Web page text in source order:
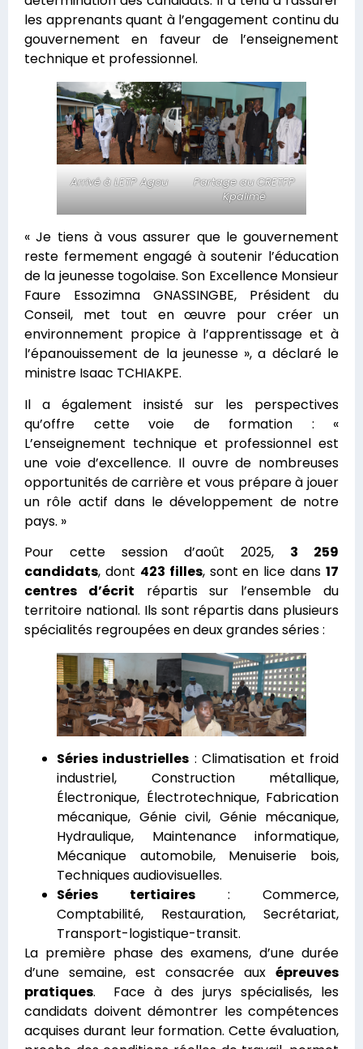
les apprenants quant à l’engagement continu du
gouvernement en faveur de l’enseignement
technique et professionnel.
Arrivé à LETP Agou
Partage au CRETFP
Kpalimé
« Je tiens à vous assurer que le gouvernement
reste fermement engagé à soutenir l’éducation
de la jeunesse togolaise. Son Excellence Monsieur
Faure Essozimna GNASSINGBE, Président du
Conseil, met tout en œuvre pour créer un
environnement propice à l’apprentissage et à
l’épanouissement de la jeunesse », a déclaré le
ministre Isaac TCHIAKPE.
Il a également insisté sur les perspectives
qu’offre cette voie de formation : «
L’enseignement technique et professionnel est
une voie d’excellence. Il ouvre de nombreuses
opportunités de carrière et vous prépare à jouer
un rôle actif dans le développement de notre
pays. »
Pour cette session d’août 2025, 3 259
candidats, dont 423 filles, sont en lice dans 17
centres d’écrit répartis sur l’ensemble du
territoire national. Ils sont répartis dans plusieurs
spécialités regroupées en deux grandes séries :
Séries industrielles : Climatisation et froid
industriel, Construction métallique,
Électronique, Électrotechnique, Fabrication
mécanique, Génie civil, Génie mécanique,
Hydraulique, Maintenance informatique,
Mécanique automobile, Menuiserie bois,
Techniques audiovisuelles.
Séries tertiaires : Commerce,
Comptabilité, Restauration, Secrétariat,
Transport-logistique-transit.
La première phase des examens, d’une durée
d’une semaine, est consacrée aux épreuves
pratiques. Face à des jurys spécialisés, les
candidats doivent démontrer les compétences
acquises durant leur formation. Cette évaluation,